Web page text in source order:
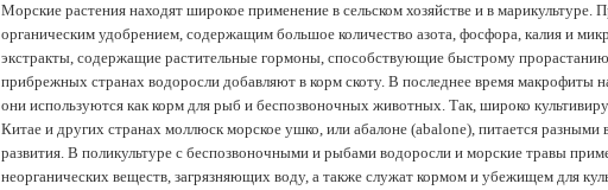
Морские растения находят широкое применение в сельском хозяйстве и в марикультуре.
органическим удобрением, содержащим большое количество азота, фосфора, калия и
экстракты, содержащие растительные гормоны, способствующие быстрому
прибрежных странах водоросли добавляют в корм скоту. В последнее время макрофиты
они используются как корм для рыб и беспозвоночных животных. Так, широко
Китае и других странах моллюск морское ушко, или абалоне (abalone), питается разными
развития. В поликультуре с беспозвоночными и рыбами водоросли и морские травы
неорганических веществ, загрязняющих воду, а также служат кормом и убежищем для